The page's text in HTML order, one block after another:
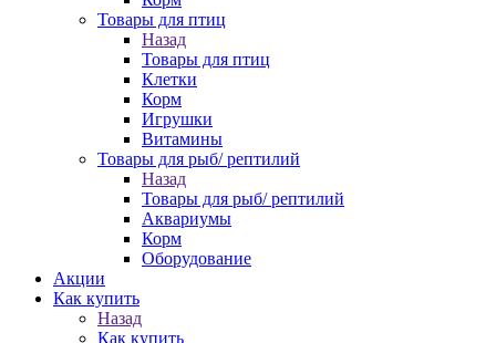
Товары для птиц
Назад
Товары для птиц
Клетки
Корм
Игрушки
Витамины
Товары для рыб/ рептилий
Назад
Товары для рыб/ рептилий
Аквариумы
Корм
Оборудование
Акции
Как купить
Назад
Как купить